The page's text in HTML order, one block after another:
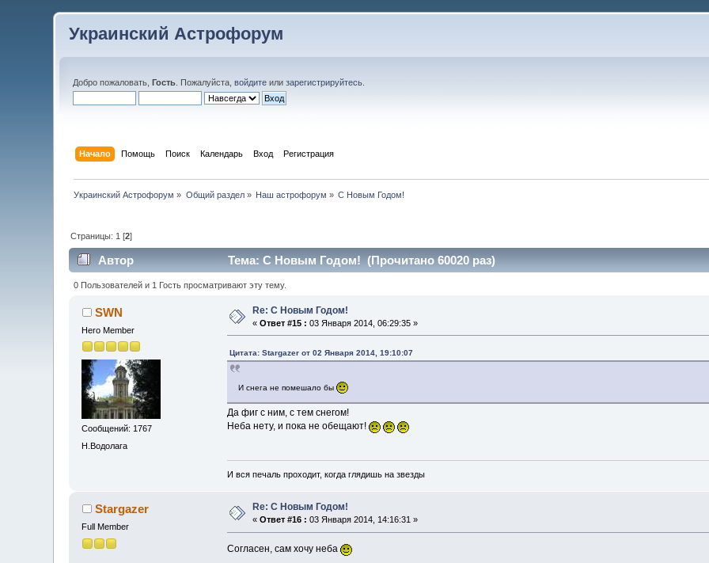
Украинский Астрофорум
Добро пожаловать,Гость . Пожалуйста,войдите илизарегистрируйтесь
Начало Помощь Поиск Календарь Вход Регистрация
Украинский Астрофорум » Общий раздел» Наш астрофорум » С Новым Годом!
Страницы: 1 [2]
Автор Тема: С Новым Годом! (Прочитано 60020 раз)
0 Пользователей и 1 Гость просматривают эту тему.
SWN
Hero Member
Сообщений: 1767
Н.Водолага
Re: С Новым Годом!
«Ответ #15 : 03 Января 2014, 06:29:35 »
Цитата: Stargazer от 02 Января 2014, 19:10:07
И снега не помешало бы
Да фиг с ним, с тем снегом!
Неба нету, и пока не обещают!
И вся печаль проходит, когда глядишь на звезды
Stargazer
Full Member
Re: С Новым Годом!
«Ответ #16 : 03 Января 2014, 14:16:31 »
Согласен, сам хочу неба